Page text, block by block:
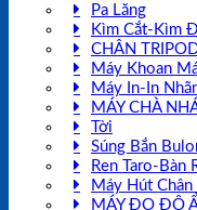
Pa Lăng
Kìm Cắt-Kìm
CHÂN
Máy Khoan
Máy In-In
MÁY CHÀ
Tời
Súng Bắn
Ren Taro-Bàn
Máy Hút
MÁY ĐO ĐỘ